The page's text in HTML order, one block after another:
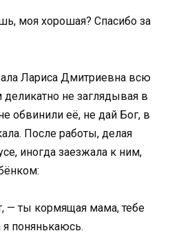
моя хорошая? Спасибо за
Лариса Дмитриевна всю
деликатно не заглядывая в
обвинили её, не дай Бог, в
После работы, делая
иногда заезжала к ним,
— ты кормящая мама, тебе
я понянькаюсь.